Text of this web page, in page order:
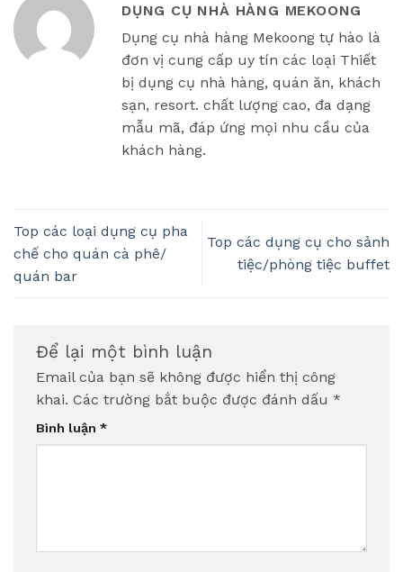
DỤNG CỤ NHÀ HÀNG MEKOONG
Dụng cụ nhà hàng Mekoong tự hào là
đơn vị cung cấp uy tín các loại Thiết
bị dụng cụ nhà hàng, quán ăn, khách
sạn, resort. chất lượng cao, đa dạng
mẫu mã, đáp ứng mọi nhu cầu của
khách hàng.
Top các loại dụng cụ pha
chế cho quán cà phê/
quán bar
Top các dụng cụ cho sảnh
tiệc/phòng tiệc buffet
Để lại một bình luận
Email của bạn sẽ không được hiển thị công
khai. Các trường bắt buộc được đánh dấu *
Bình luận *